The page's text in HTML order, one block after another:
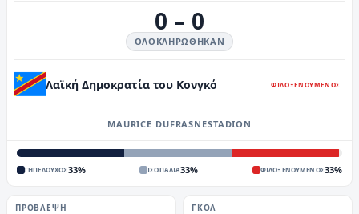
0 – 0
ΟΛΟΚΛΗΡΏΘΗΚΑΝ
Λαϊκή Δημοκρατία του Κονγκό ΦΙΛΟΞΕΝΟΥΜΕΝΟΣ
MAURICE DUFRASNESTADION
ΓΗΠΕΔΟΥΧΟΣ33% ΙΣΟΠΑΛΙΑ33% ΦΙΛΟΞΕΝΟΥΜΕΝΟΣ33%
ΠΡΌΒΛΕΨΗ ΓΚΟΛ